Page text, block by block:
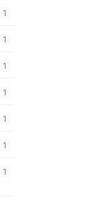
1
1
1
1
1
1
1